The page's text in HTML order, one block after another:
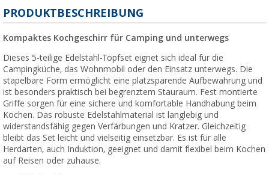
PRODUKTBESCHREIBUNG
Kompaktes Kochgeschirr für Camping und unterwegs
Dieses 5-teilige Edelstahl-Topfset eignet sich ideal für die
Campingküche, das Wohnmobil oder den Einsatz unterwegs. Die
stapelbare Form ermöglicht eine platzsparende Aufbewahrung und
ist besonders praktisch bei begrenztem Stauraum. Fest montierte
Griffe sorgen für eine sichere und komfortable Handhabung beim
Kochen. Das robuste Edelstahlmaterial ist langlebig und
widerstandsfähig gegen Verfärbungen und Kratzer. Gleichzeitig
bleibt das Set leicht und vielseitig einsetzbar. Es ist für alle
Herdarten, auch Induktion, geeignet und damit flexibel beim Kochen
auf Reisen oder zuhause.